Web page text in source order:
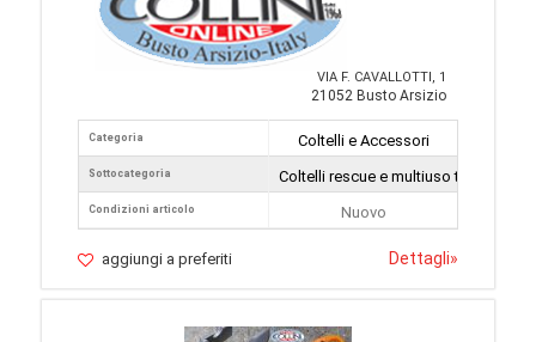
VIA F. CAVALLOTTI, 1
21052 Busto Arsizio
Categoria
Sottocategoria
Condizioni articolo
Coltelli e Accessori
Coltelli rescue e multiuso tattici
Nuovo
aggiungi a preferiti Dettagli»